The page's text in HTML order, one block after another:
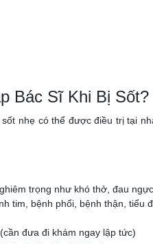
Bác Sĩ Khi Bị Sốt?
nhẹ có thể được điều trị tại
trọng như khó thở, đau
tim, bệnh phổi, bệnh thận, tiểu
đưa đi khám ngay lập tức)